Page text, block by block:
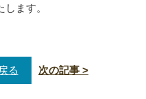
します。
る 次の記事 >